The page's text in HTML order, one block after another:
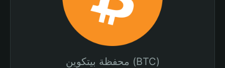
محفظة بيتكوين (BTC)